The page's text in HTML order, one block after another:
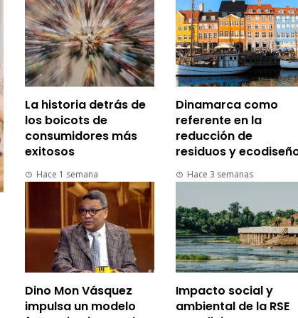
La historia detrás de
los boicots de
consumidores más
exitosos
Hace 1 semana
Dinamarca como
referente en la
reducción de
residuos y
Hace 3 semanas
Dino Mon Vásquez
impulsa un modelo
Impacto social y
ambiental de la RSE